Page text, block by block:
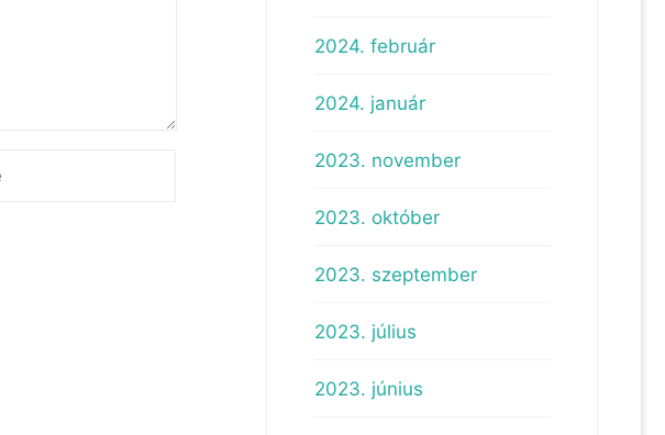
2024. február
2024. január
2023. november
2023. október
2023. szeptember
2023. július
2023. június